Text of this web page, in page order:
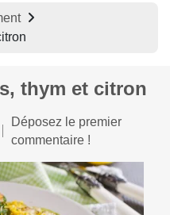
thym et citron
Déposez le premier
commentaire !